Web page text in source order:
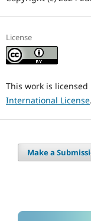
License
This work is licensed
International License.
Make a